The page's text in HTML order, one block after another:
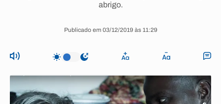
abrigo.
Publicado em 03/12/2019 às 11:29